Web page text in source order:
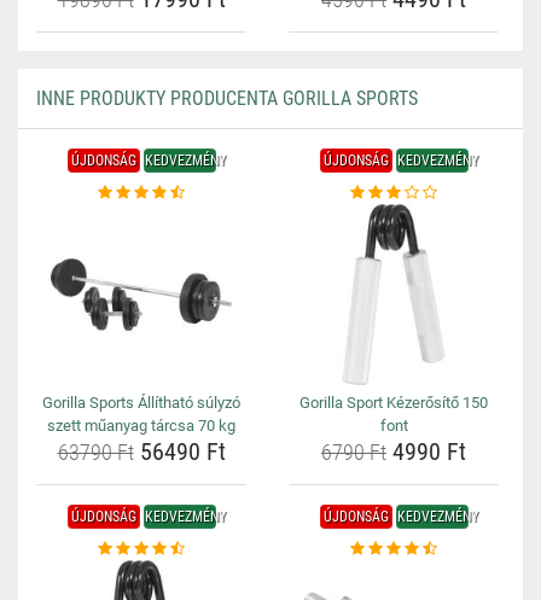
INNE PRODUKTY PRODUCENTA GORILLA SPORTS
ÚJDONSÁG KEDVEZMÉNY
Gorilla Sports Állítható súlyzó
szett műanyag tárcsa 70 kg
63790 Ft56490 Ft
ÚJDONSÁG KEDVEZMÉNY
Gorilla Sport Kézerősítő 150
font
6790 Ft 4990 Ft
ÚJDONSÁG KEDVEZMÉNY ÚJDONSÁG KEDVEZMÉNY